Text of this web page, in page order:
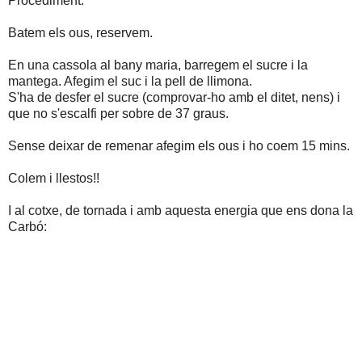
Batem els ous, reservem.
En una cassola al bany maria, barregem el sucre i la
mantega. Afegim el suc i la pell de llimona.
S'ha de desfer el sucre (comprovar-ho amb el ditet, nens) i
que no s'escalfi per sobre de 37 graus.
Sense deixar de remenar afegim els ous i ho coem 15 mins.
Colem i llestos!!
I al cotxe, de tornada i amb aquesta energia que ens dona la
Carbó: